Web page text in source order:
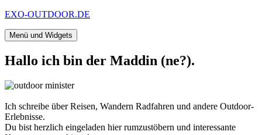
Zum
springen
EXO-OUTDOOR.DE
Menü und Widgets
Hallo ich bin der Maddin (ne?).
Ich schreibe über Reisen, Wandern Radfahren und andere Outdoor-
Erlebnisse.
Du bist herzlich eingeladen hier rumzustöbern und interessante